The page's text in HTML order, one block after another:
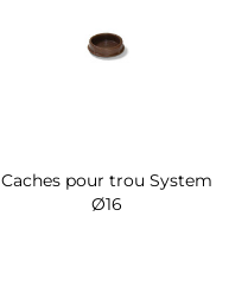
Caches pour trou System
Ø16